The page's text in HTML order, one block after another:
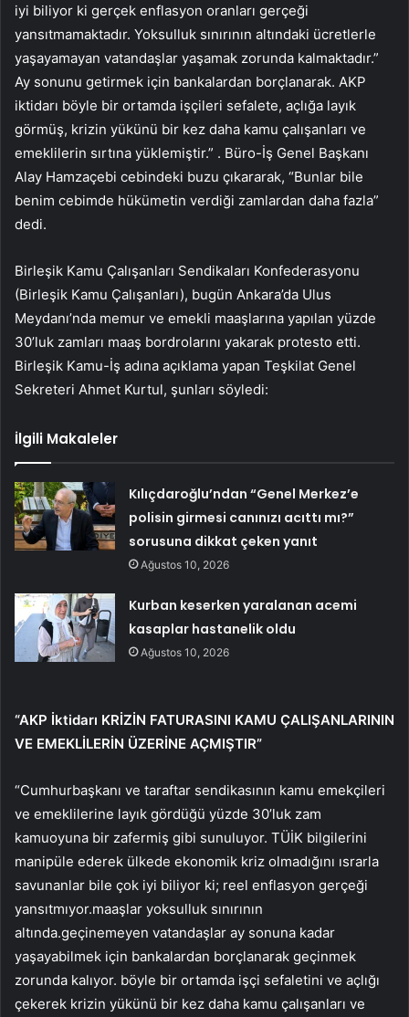
iyi biliyor ki gerçek enflasyon oranları gerçeği
yansıtmamaktadır. Yoksulluk sınırının altındaki ücretlerle
yaşayamayan vatandaşlar yaşamak zorunda kalmaktadır.”
Ay sonunu getirmek için bankalardan borçlanarak. AKP
iktidarı böyle bir ortamda işçileri sefalete, açlığa layık
görmüş, krizin yükünü bir kez daha kamu çalışanları ve
emeklilerin sırtına yüklemiştir.” . Büro-İş Genel Başkanı
Alay Hamzaçebi cebindeki buzu çıkararak, “Bunlar bile
benim cebimde hükümetin verdiği zamlardan daha fazla”
dedi.
Birleşik Kamu Çalışanları Sendikaları Konfederasyonu
(Birleşik Kamu Çalışanları), bugün Ankara’da Ulus
Meydanı’nda memur ve emekli maaşlarına yapılan yüzde
30’luk zamları maaş bordrolarını yakarak protesto etti.
Birleşik Kamu-İş adına açıklama yapan Teşkilat Genel
Sekreteri Ahmet Kurtul, şunları söyledi:
İlgili Makaleler
Kılıçdaroğlu’ndan “Genel Merkez’e
polisin girmesi canınızı acıttı mı?”
sorusuna dikkat çeken yanıt
Ağustos 10, 2026
Kurban keserken yaralanan acemi
kasaplar hastanelik oldu
Ağustos 10, 2026
“AKP İktidarı KRİZİN FATURASINI KAMU ÇALIŞANLARININ
VE EMEKLİLERİN ÜZERİNE AÇMIŞTIR”
“Cumhurbaşkanı ve taraftar sendikasının kamu emekçileri
ve emeklilerine layık gördüğü yüzde 30’luk zam
kamuoyuna bir zafermiş gibi sunuluyor. TÜİK bilgilerini
manipüle ederek ülkede ekonomik kriz olmadığını ısrarla
savunanlar bile çok iyi biliyor ki; reel enflasyon gerçeği
yansıtmıyor.maaşlar yoksulluk sınırının
altında.geçinemeyen vatandaşlar ay sonuna kadar
yaşayabilmek için bankalardan borçlanarak geçinmek
zorunda kalıyor. böyle bir ortamda işçi sefaletini ve açlığı
çekerek krizin yükünü bir kez daha kamu çalışanları ve